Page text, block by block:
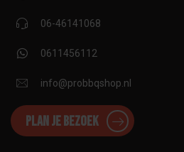
06-46141068
0611456112
info@probbqshop.nl
Plan je bezoek